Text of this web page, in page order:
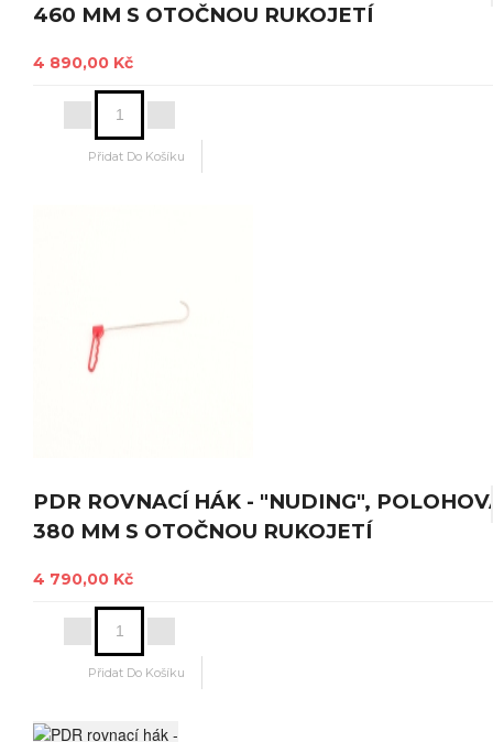
460 MM S OTOČNOU RUKOJETÍ
4 890,00 Kč
PDR ROVNACÍ HÁK - "NUDING",
380 MM S OTOČNOU RUKOJETÍ
4 790,00 Kč